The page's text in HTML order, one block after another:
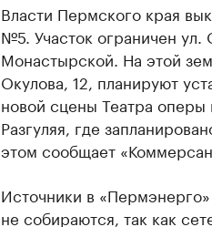
Власти Пермского края
№5. Участок ограничен
Монастырской. На этой
Окулова, 12, планируют
новой сцены Театра оперы
Разгуляя, где
этом сообщает
Источники в
не собираются, так как